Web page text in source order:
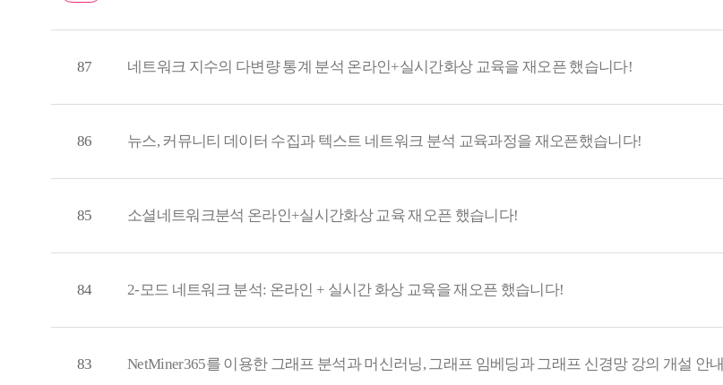
87 네트워크 지수의 다변량 통계 분석 온라인+실시간화상 교육을 재오픈 했습니다!
86 뉴스, 커뮤니티 데이터 수집과 텍스트 네트워크 분석 교육과정을 재오픈했습니다!
85 소셜네트워크분석 온라인+실시간화상 교육 재오픈 했습니다!
84 2-모드 네트워크 분석: 온라인 + 실시간 화상 교육을 재오픈 했습니다!
83 NetMiner365를 이용한 그래프 분석과 머신러닝, 그래프 임베딩과 그래프 신경망 강의 개설 안내